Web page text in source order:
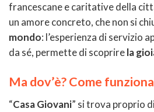
francescane e caritative della
un amore concreto, che non si
mondo: l’esperienza di servizio
da sé, permette di scoprirela
Ma dov’è? Come
“Casa Giovani” si trova proprio